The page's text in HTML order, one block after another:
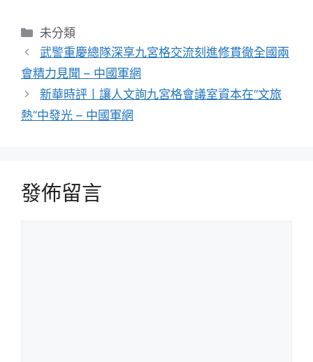
分
類
未分類
武警重慶總隊深享九宮格交流刻進修貫徹全國兩
會精力見聞 – 中國軍網
新華時評丨讓人文詢九宮格會議室資本在“文旅
熱”中發光 – 中國軍網
發佈留言